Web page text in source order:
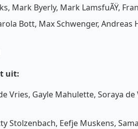
Mark Byerly, Mark LamsfuÃŸ,
Bott, Max Schwenger, Andreas
uit:
Vries, Gayle Mahulette, Soraya
Stolzenbach, Eefje Muskens,